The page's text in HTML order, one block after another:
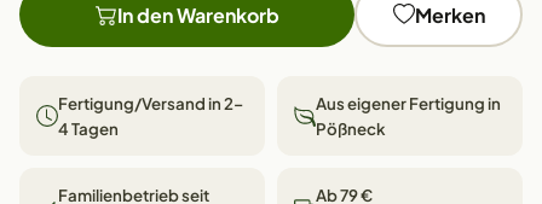
In den Warenkorb Merken
Fertigung/Versand in 2–
4 Tagen
Aus eigener Fertigung in
Pößneck
Familienbetrieb seit
Ab 79 €